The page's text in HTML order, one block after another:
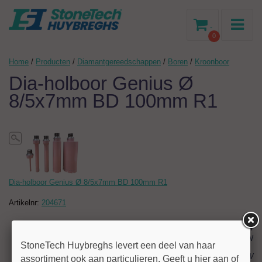
0
-
Home / Producten / Diamantgereedschappen / Boren / Kroonboor
Dia-holboor Genius Ø
8/5x7mm BD 100mm R1
Dia-holboor Genius Ø 8/5x7mm BD 100mm R1
Artikelnr: 204671
40,04
excl BTW
€ 48,45 incl BTW
StoneTech Huybreghs levert een deel van haar
assortiment ook aan particulieren. Geeft u hier aan of